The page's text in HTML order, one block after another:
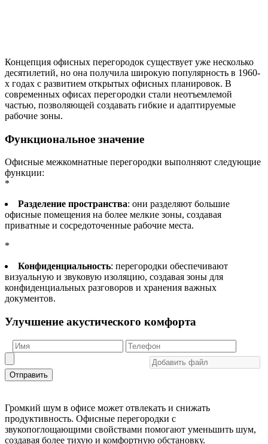
Концепция офисных перегородок существует уже несколько
десятилетий, но она получила широкую популярность в 1960-
х годах с развитием открытых офисных планировок. В
современных офисах перегородки стали неотъемлемой
частью, позволяющей создавать гибкие и адаптируемые
рабочие зоны.
Функциональное значение
Офисные межкомнатные перегородки выполняют следующие
функции:
*
Разделение пространства: они разделяют большие
офисные помещения на более мелкие зоны, создавая
приватные и сосредоточенные рабочие места.
*
Конфиденциальность: перегородки обеспечивают
визуальную и звуковую изоляцию, создавая зоны для
конфиденциальных разговоров и хранения важных
документов.
Улучшение акустического комфорта
Отправить
Громкий шум в офисе может отвлекать и снижать
продуктивность. Офисные перегородки с
звукопоглощающими свойствами помогают уменьшить шум,
создавая более тихую и комфортную обстановку.